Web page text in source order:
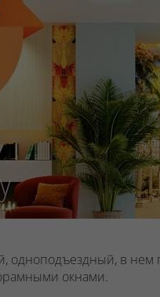
одноподъездный, в нем
окнами.